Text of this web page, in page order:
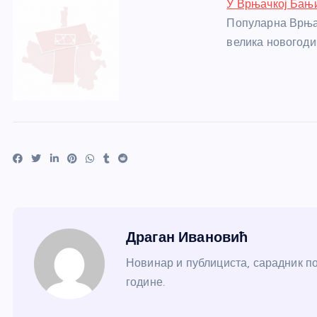
У Врњачкој
Популарна
велика
Драган Ивановић
Новинар и публициста, сарадник
године.